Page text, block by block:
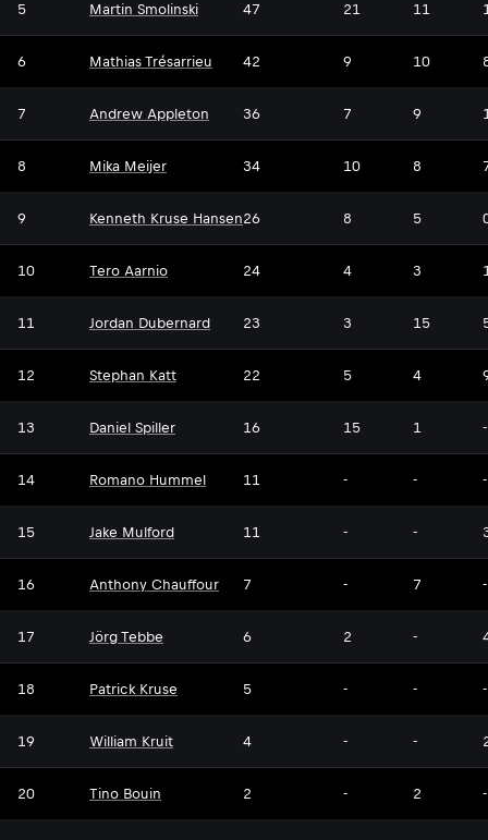
5 Martin Smolinski 47 21 11
6 Mathias Trésarrieu 42 9 10
7 Andrew Appleton 36 7 9
8 Mika Meijer 34 10 8
9 Kenneth Kruse Hansen26 8 5
10 Tero Aarnio 24 4 3
11 Jordan Dubernard 23 3 15
12 Stephan Katt 22 5 4
13 Daniel Spiller 16 15 1 -
14 Romano Hummel 11 - - -
15 Jake Mulford 11 - -
16 Anthony Chauffour 7 - 7 -
17 Jörg Tebbe 6 2 -
18 Patrick Kruse 5 - - -
19 William Kruit 4 - -
20 Tino Bouin 2 - 2 -